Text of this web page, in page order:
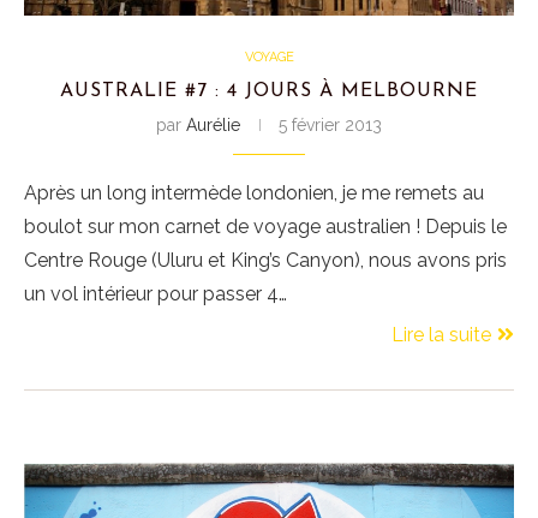
VOYAGE
AUSTRALIE #7 : 4 JOURS À MELBOURNE
par Aurélie 5 février 2013
Après un long intermède londonien, je me remets au
boulot sur mon carnet de voyage australien ! Depuis le
Centre Rouge (Uluru et King’s Canyon), nous avons pris
un vol intérieur pour passer 4…
Lire la suite